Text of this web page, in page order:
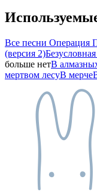
Все песни Операция
(версия 2)
больше нетВ
мертвом лесуВ мерче